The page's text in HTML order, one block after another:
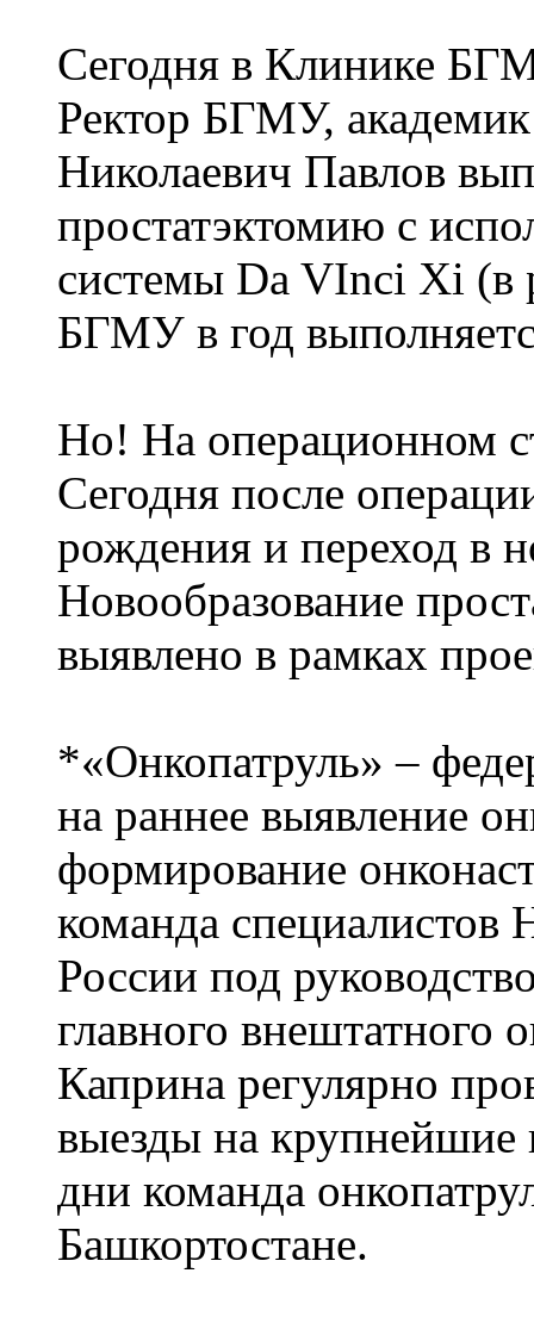
Сегодня в Клинике
Ректор БГМУ,
Николаевич Павлов
простатэктомию с
системы Da VInci Xi (в
БГМУ в год
Но! На операционном
Сегодня после
рождения и переход в
Новообразование
выявлено в рамках
*«Онкопатруль» –
на раннее выявление
формирование
команда
России под
главного внештатного
Каприна регулярно
выезды на крупнейшие
дни команда
Башкортостане.